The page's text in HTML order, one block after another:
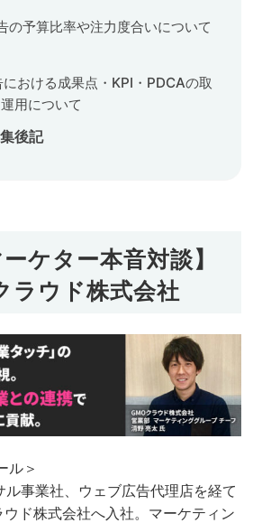
の予算比率や注力度合いについて
おける成果点・KPI・PDCAの取
用について
後記
ケター本音対談】
ラウド株式会社
ル＞
ル事業社、ウェブ広告代理店を経て
ド株式会社へ入社。マーケティン